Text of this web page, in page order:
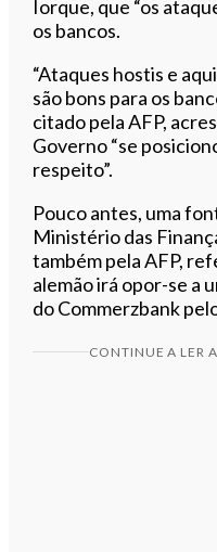
Iorque, que “os
os bancos.
“Ataques hostis e
são bons para os
citado pela AFP,
Governo “se
respeito”.
Pouco antes, uma
Ministério das
também pela AFP,
alemão irá opor-se a
do Commerzbank
CONTINUE A LER